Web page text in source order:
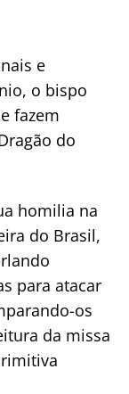
e
o bispo
fazem
do
homilia na
do Brasil,
para atacar
os
da missa